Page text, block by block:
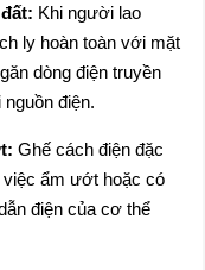
Khi người lao
ly hoàn toàn với mặt
dòng điện truyền
điện.
Ghế cách điện đặc
việc ẩm ướt hoặc có
điện của cơ thể